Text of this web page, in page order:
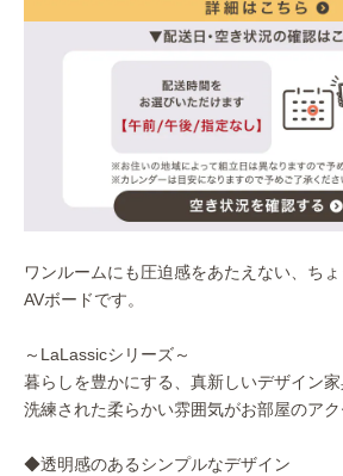
ワンルームにも圧迫感をあたえない、ち
AVボードです。
～LaLassicシリーズ～
暮らしを豊かにする、真新しいデザイン家
洗練された柔らかい雰囲気がお部屋のアク
◆透明感のあるシンプルなデザイン